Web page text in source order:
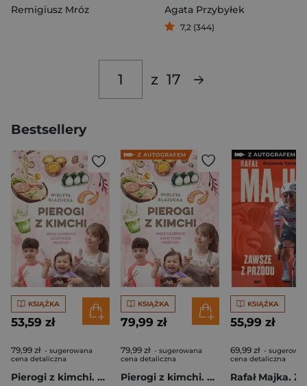
Remigiusz Mróz
Agata Przybyłek
7,2 (344)
z 17
Bestsellery
KSIĄŻKA
53,59 zł
79,99 zł - sugerowana
cena detaliczna
Pierogi z kimchi. Moje ulubione azjatyckie przepisy
KSIĄŻKA
79,99 zł
79,99 zł - sugerowana
cena detaliczna
Pierogi z kimchi. Moje ulubione azjatyckie przepisy - książka z autografem
KSIĄŻKA
55,99 zł
69,99 zł -
cena detaliczna